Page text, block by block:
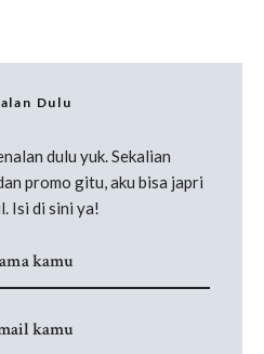
Dulu
dulu yuk. Sekalian
promo gitu, aku bisa japri
Isi di sini ya!